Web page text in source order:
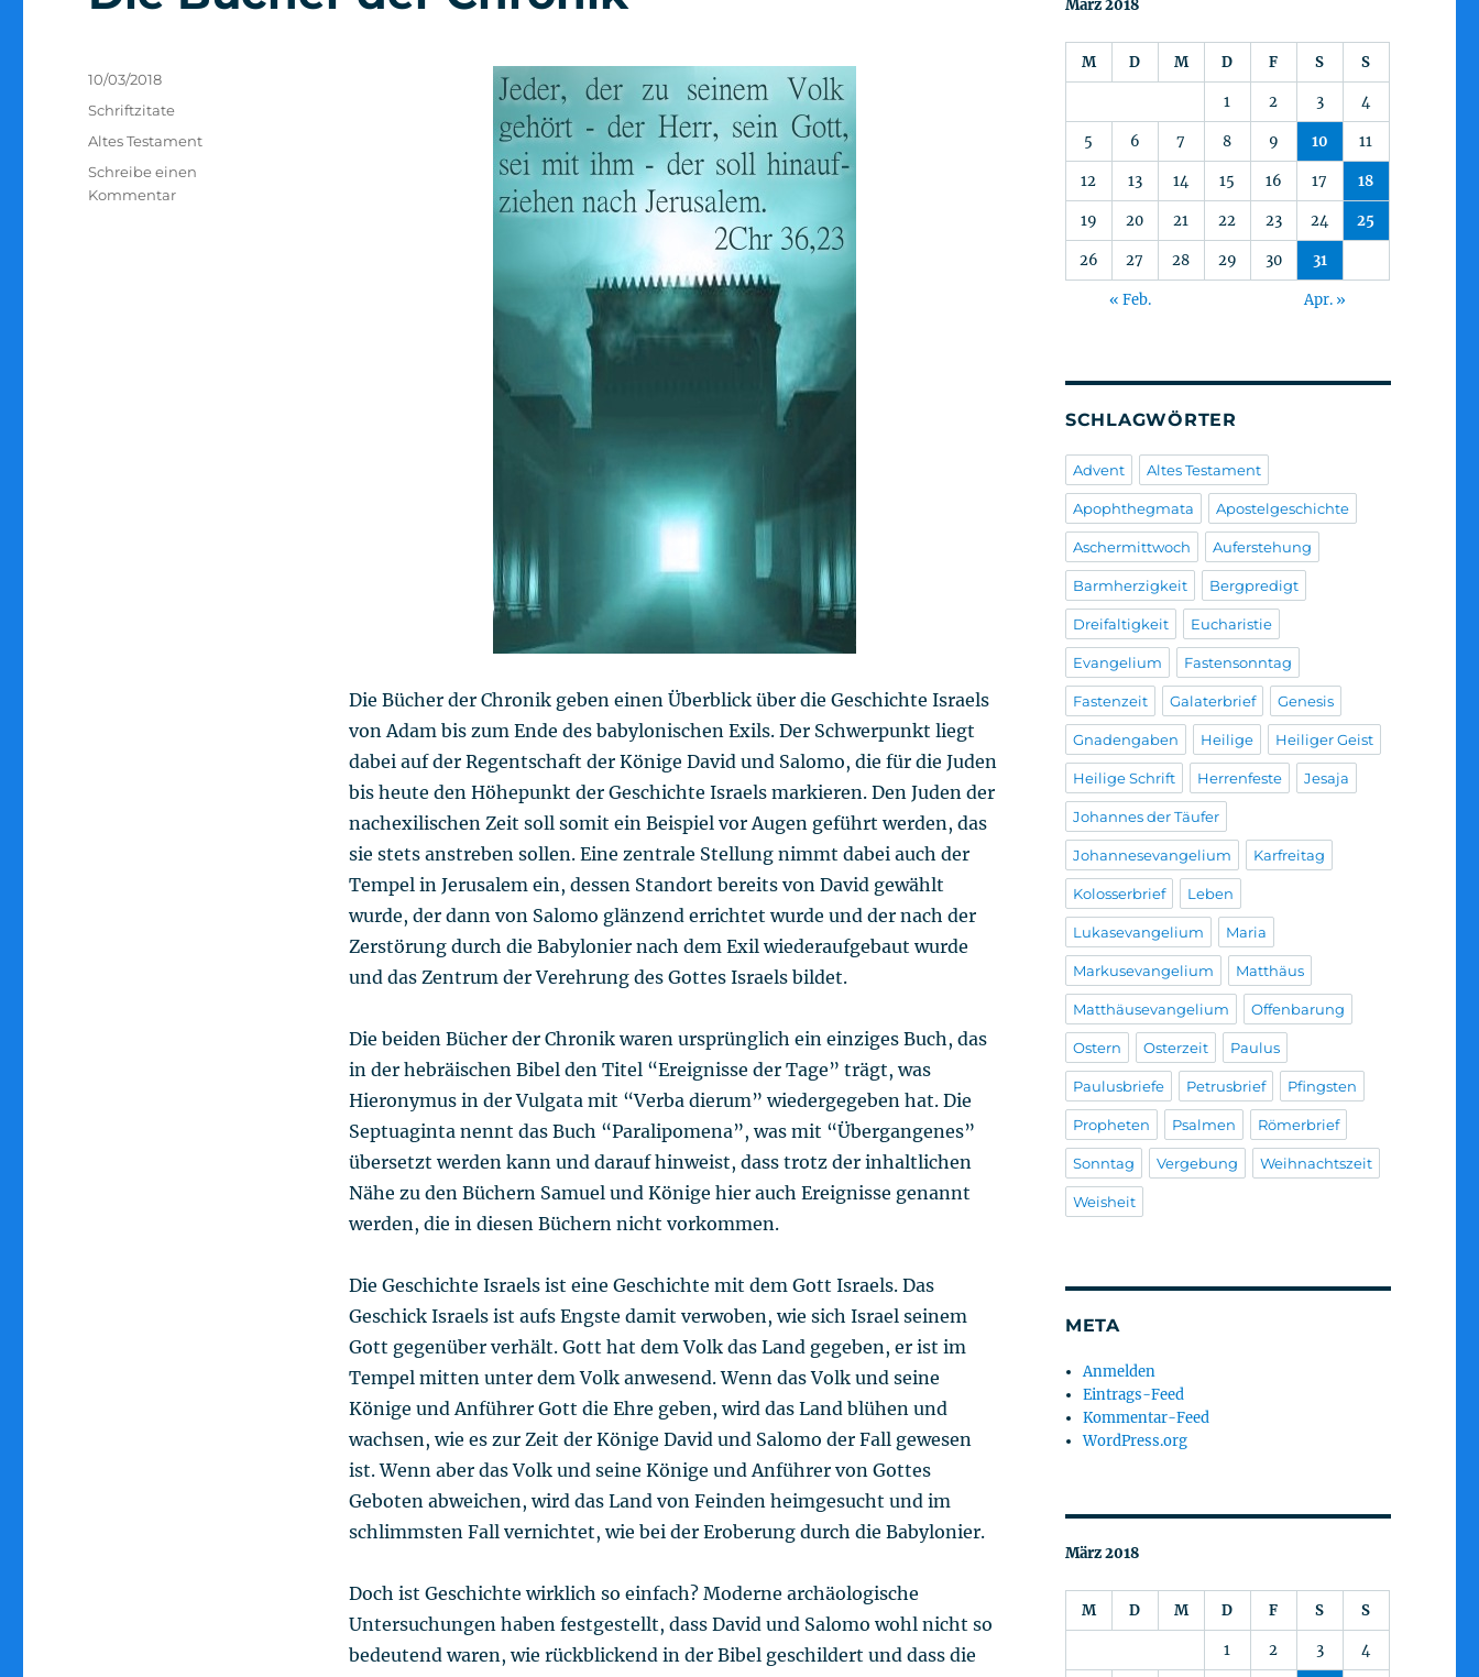
Die Bücher der Chronik geben einen Überblick über die Geschichte Israels
von Adam bis zum Ende des babylonischen Exils. Der Schwerpunkt liegt
dabei auf der Regentschaft der Könige David und Salomo, die für die Juden
bis heute den Höhepunkt der Geschichte Israels markieren. Den Juden der
nachexilischen Zeit soll somit ein Beispiel vor Augen geführt werden, das
sie stets anstreben sollen. Eine zentrale Stellung nimmt dabei auch der
Tempel in Jerusalem ein, dessen Standort bereits von David gewählt
wurde, der dann von Salomo glänzend errichtet wurde und der nach der
Zerstörung durch die Babylonier nach dem Exil wiederaufgebaut wurde
und das Zentrum der Verehrung des Gottes Israels bildet.
Die beiden Bücher der Chronik waren ursprünglich ein einziges Buch, das
in der hebräischen Bibel den Titel “Ereignisse der Tage” trägt, was
Hieronymus in der Vulgata mit “Verba dierum” wiedergegeben hat. Die
Septuaginta nennt das Buch “Paralipomena”, was mit “Übergangenes”
übersetzt werden kann und darauf hinweist, dass trotz der inhaltlichen
Nähe zu den Büchern Samuel und Könige hier auch Ereignisse genannt
werden, die in diesen Büchern nicht vorkommen.
Die Geschichte Israels ist eine Geschichte mit dem Gott Israels. Das
Geschick Israels ist aufs Engste damit verwoben, wie sich Israel seinem
Gott gegenüber verhält. Gott hat dem Volk das Land gegeben, er ist im
Tempel mitten unter dem Volk anwesend. Wenn das Volk und seine
Könige und Anführer Gott die Ehre geben, wird das Land blühen und
wachsen, wie es zur Zeit der Könige David und Salomo der Fall gewesen
ist. Wenn aber das Volk und seine Könige und Anführer von Gottes
Geboten abweichen, wird das Land von Feinden heimgesucht und im
schlimmsten Fall vernichtet, wie bei der Eroberung durch die Babylonier.
Doch ist Geschichte wirklich so einfach? Moderne archäologische
Untersuchungen haben festgestellt, dass David und Salomo wohl nicht so
bedeutend waren, wie rückblickend in der Bibel geschildert und dass die
Veröffentlicht
am
10/03/2018
Kategorien
Schriftzitate
Schlagwörter
Altes Testament
Schreibe einen
Kommentarzu
März 2018
M D M D F S S
1 2 3 4
5 6 7 8 9 10 11
12 13 14 15 16 17 18
19 20 21 22 23 24 25
26 27 28 29 30 31
« Feb. Apr. »
SCHLAGWÖRTER
Advent Altes Testament
Apophthegmata Apostelgeschichte
Aschermittwoch Auferstehung
Barmherzigkeit Bergpredigt
Dreifaltigkeit Eucharistie
Evangelium Fastensonntag
Fastenzeit Galaterbrief Genesis
Gnadengaben Heilige Heiliger Geist
Heilige Schrift Herrenfeste Jesaja
Johannes der Täufer
Johannesevangelium Karfreitag
Kolosserbrief Leben
Lukasevangelium Maria
Markusevangelium Matthäus
Matthäusevangelium Offenbarung
Ostern Osterzeit Paulus
Paulusbriefe Petrusbrief Pfingsten
Propheten Psalmen Römerbrief
Sonntag Vergebung Weihnachtszeit
Weisheit
META
Anmelden
Eintrags-Feed
Kommentar-Feed
WordPress.org
März 2018
M D M D F S S
1 2 3 4